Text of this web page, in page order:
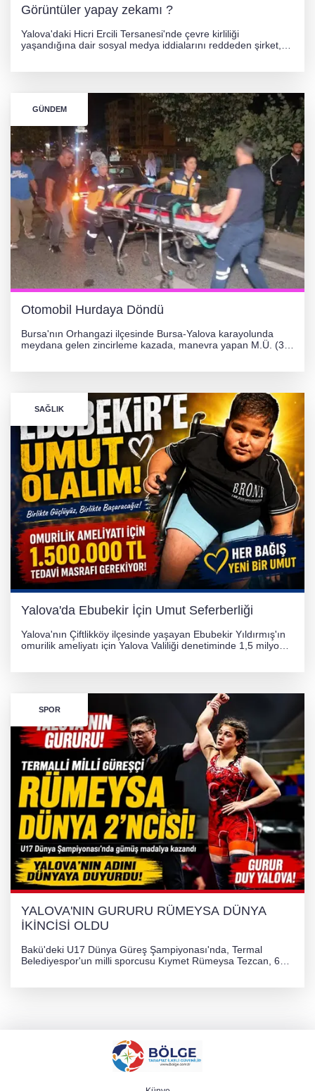
Görüntüler yapay zekamı ?
Yalova'daki Hicri Ercili Tersanesi'nde çevre kirliliği
yaşandığına dair sosyal medya iddialarını reddeden şirket,
GÜNDEM
Otomobil Hurdaya Döndü
Bursa'nın Orhangazi ilçesinde Bursa-Yalova karayolunda
meydana gelen zincirleme kazada, manevra yapan M.Ü. (35)
SAĞLIK
Yalova'da Ebubekir İçin Umut Seferberliği
Yalova'nın Çiftlikköy ilçesinde yaşayan Ebubekir Yıldırmış'ın
omurilik ameliyatı için Yalova Valiliği denetiminde 1,5 milyon
SPOR
YALOVA'NIN GURURU RÜMEYSA DÜNYA
İKİNCİSİ OLDU
Bakü'deki U17 Dünya Güreş Şampiyonası'nda, Termal
Belediyespor'un milli sporcusu Kıymet Rümeysa Tezcan, 69